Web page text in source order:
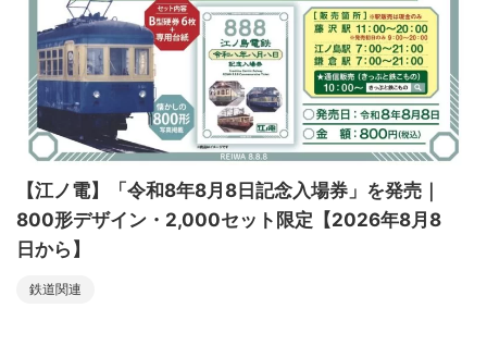
【江ノ電】「令和8年8月8日記念入場券」を発売｜
800形デザイン・2,000セット限定【2026年8月8
日から】
鉄道関連